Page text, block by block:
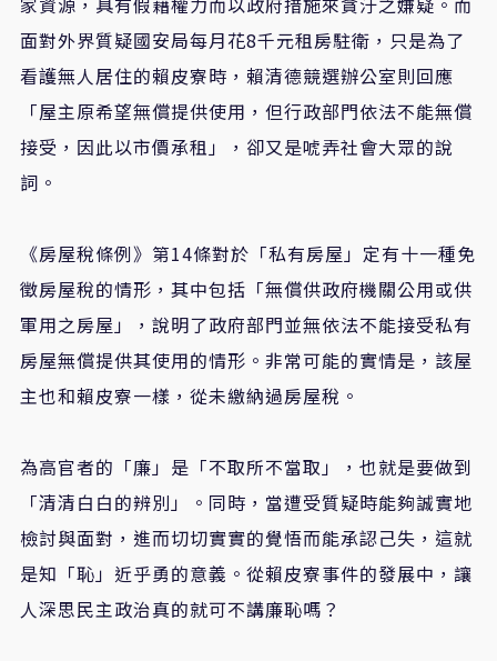
面對外界質疑國安局每月花8千元租房駐衛，只是為了
看護無人居住的賴皮寮時，賴清德競選辦公室則回應
「屋主原希望無償提供使用，但行政部門依法不能無償
接受，因此以市價承租」，卻又是唬弄社會大眾的說
詞。
《房屋稅條例》第14條對於「私有房屋」定有十一種免
徵房屋稅的情形，其中包括「無償供政府機關公用或供
軍用之房屋」，說明了政府部門並無依法不能接受私有
房屋無償提供其使用的情形。非常可能的實情是，該屋
主也和賴皮寮一樣，從未繳納過房屋稅。
為高官者的「廉」是「不取所不當取」，也就是要做到
「清清白白的辨別」。同時，當遭受質疑時能夠誠實地
檢討與面對，進而切切實實的覺悟而能承認己失，這就
是知「恥」近乎勇的意義。從賴皮寮事件的發展中，讓
人深思民主政治真的就可不講廉恥嗎？